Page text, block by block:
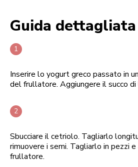
Guida dettagliata
Inserire lo yogurt greco passato in
del frullatore. Aggiungere il succo di
Sbucciare il cetriolo. Tagliarlo
rimuovere i semi. Tagliarlo in pezzi
frullatore.